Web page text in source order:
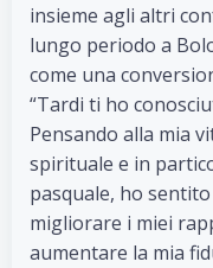
insieme agli altri
lungo periodo a
come una
“Tardi ti ho
Pensando alla mia
spirituale e in
pasquale, ho
migliorare i miei
aumentare la mia